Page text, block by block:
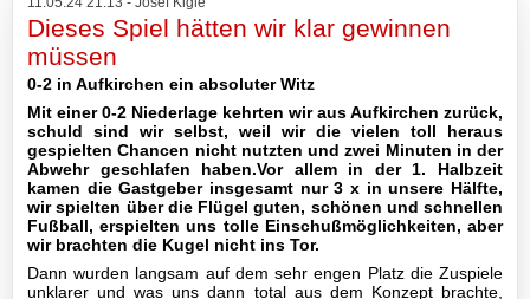
Spielplan
Tabellen
I-
Mannschaft
Archiv
II-
Mannschaft
Dieses Spiel hätten wir klar gewinnen
müssen
0-2 in Aufkirchen ein absoluter Witz
Mit einer 0-2 Niederlage kehrten wir aus Aufkirchen zurück,
schuld sind wir selbst, weil wir die vielen toll heraus
gespielten Chancen nicht nutzten und zwei Minuten in der
Abwehr geschlafen haben.Vor allem in der 1. Halbzeit
kamen die Gastgeber insgesamt nur 3 x in unsere Hälfte,
wir spielten über die Flügel guten, schönen und schnellen
Fußball, erspielten uns tolle Einschußmöglichkeiten, aber
wir brachten die Kugel nicht ins Tor.
Dann wurden langsam auf dem sehr engen Platz die Zuspiele
unklarer und was uns dann total aus dem Konzept brachte,